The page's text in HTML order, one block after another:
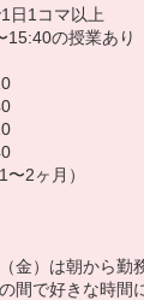
ム」という講師
室のサービス・
レベルの教育サ
日1コマ以上
の授業あり
2ヶ月）
金）は朝から勤
間で好きな時間